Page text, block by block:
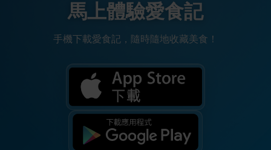
馬上體驗愛食記
手機下載愛食記，隨時隨地收藏美食！